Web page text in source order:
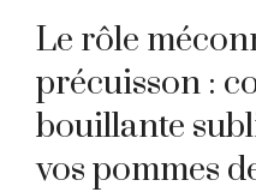
Le rôle
précuisson :
bouillante
vos pommes